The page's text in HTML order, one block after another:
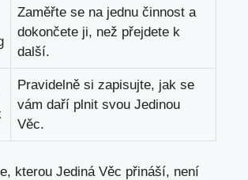
Zaměřte se na jednu činnost a
dokončete ji, než přejdete k
další.
Pravidelně si zapisujte, jak se
vám daří plnit svou Jedinou
Věc.
kterou Jediná Věc přináší, není